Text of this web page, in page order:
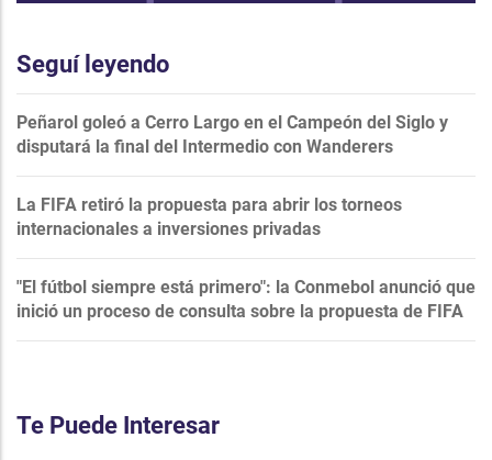
Seguí leyendo
Peñarol goleó a Cerro Largo en el Campeón del Siglo y
disputará la final del Intermedio con Wanderers
La FIFA retiró la propuesta para abrir los torneos
internacionales a inversiones privadas
"El fútbol siempre está primero": la Conmebol anunció que
inició un proceso de consulta sobre la propuesta de FIFA
Te Puede Interesar